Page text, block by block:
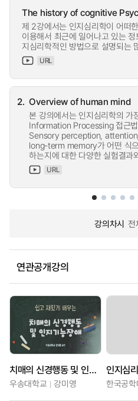
The history of cognitive
제 2강에서는 인지심리학이 어떠
이용해서 최근에 일어나고 있는
지심리학적인 방법으로 설명되는
URL
2. Overview of human mind
본 강의에서는 인지심리학의
Information Processing 접근
Sensory perception,
long-term memory가 어떤 식
하는지에 대한 다양한 실험결과
URL
강의차시 전
연관공개강의
치매의 신경행동 및 인지기능장애
우송대학교 강미영
인지심
한국공